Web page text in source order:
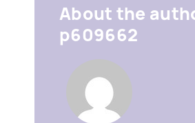
About the
p609662